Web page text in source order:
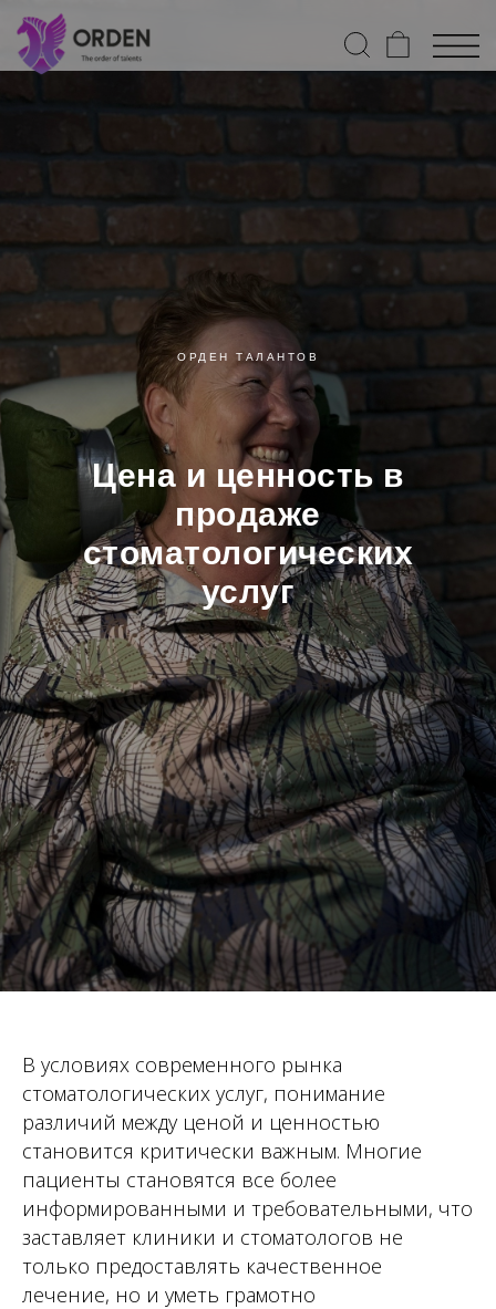
ОРДЕН ТАЛАНТОВ
Цена и ценность в
продаже
стоматологических
услуг
В условиях современного рынка
стоматологических услуг, понимание
различий между ценой и ценностью
становится критически важным. Многие
пациенты становятся все более
информированными и требовательными, что
заставляет клиники и стоматологов не
только предоставлять качественное
лечение, но и уметь грамотно